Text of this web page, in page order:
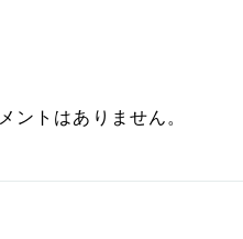
ントはありません。